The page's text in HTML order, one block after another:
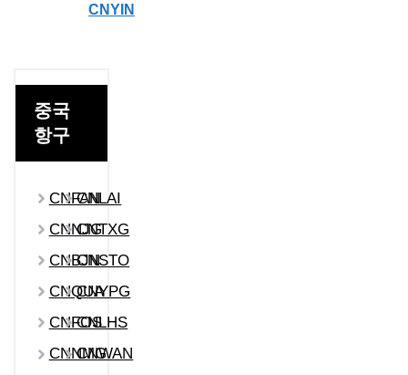
CNYIN
중국
항구
CNFANCNLAI
CNNJGCNTXG
CNBJNCNSTO
CNQUACNYPG
CNFOSCNLHS
CNNMG
CNWAN